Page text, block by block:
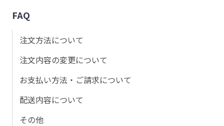
FAQ
注文方法について
注文内容の変更について
お支払い方法・ご請求について
配送内容について
その他